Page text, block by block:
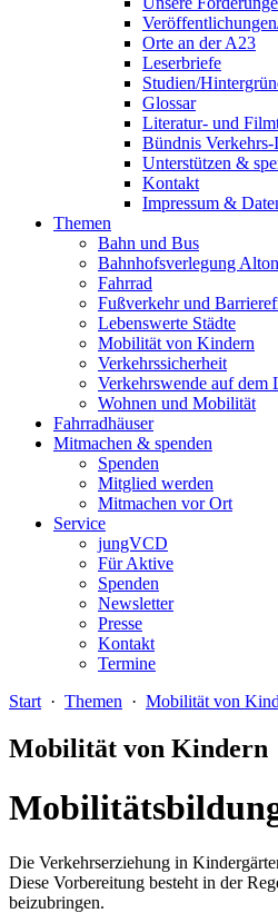
Orte an der A23
Leserbriefe
Studien/
Glossar
Literatur- und
Bündnis Verkehrs-
Unterstützen &
Kontakt
Impressum &
Themen
Bahn und Bus
Bahnhofsverlegung
Fahrrad
Fußverkehr und
Lebenswerte Städte
Mobilität von Kindern
Verkehrssicherheit
Verkehrswende auf dem
Wohnen und Mobilität
Fahrradhäuser
Mitmachen & spenden
Spenden
Mitglied werden
Mitmachen vor Ort
Service
jungVCD
Für Aktive
Spenden
Newsletter
Presse
Kontakt
Termine
Start · Themen · Mobilität von
Mobilität von Kindern
Die Verkehrserziehung in
Diese Vorbereitung besteht in der
beizubringen.